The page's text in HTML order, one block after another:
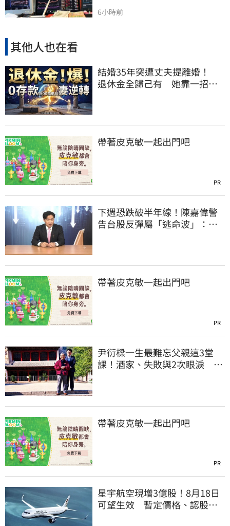
6小時前
其他人也在看
結婚35年突遭丈夫提離婚！
退休金全歸己有 她靠一招奪
帶著皮克敏一起出門吧
PR
下週恐跌破半年線！陳嘉偉警
告台股反彈屬「逃命波」：空
帶著皮克敏一起出門吧
PR
尹衍樑一生最難忘父親這3堂
課！酒家、失敗與2次眼淚 逼
帶著皮克敏一起出門吧
PR
星宇航空現增3億股！8月18日
可望生效 暫定價格、認股規